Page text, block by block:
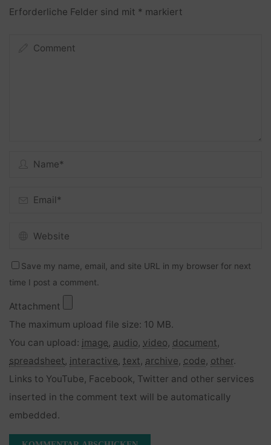
Erforderliche Felder sind mit * markiert
Save my name, email, and site URL in my browser for next
time I post a comment.
Attachment
The maximum upload file size: 10 MB.
You can upload: image, audio, video, document,
spreadsheet, interactive, text, archive, code, other.
Links to YouTube, Facebook, Twitter and other services
inserted in the comment text will be automatically
embedded.